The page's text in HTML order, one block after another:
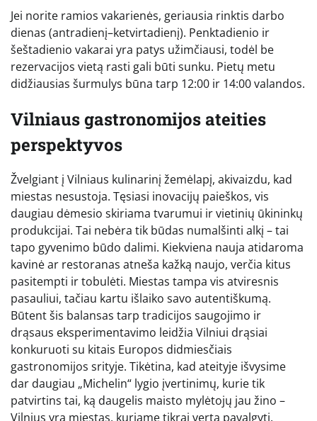
Jei norite ramios vakarienės, geriausia rinktis darbo
dienas (antradienį–ketvirtadienį). Penktadienio ir
šeštadienio vakarai yra patys užimčiausi, todėl be
rezervacijos vietą rasti gali būti sunku. Pietų metu
didžiausias šurmulys būna tarp 12:00 ir 14:00 valandos.
Vilniaus gastronomijos ateities
perspektyvos
Žvelgiant į Vilniaus kulinarinį žemėlapį, akivaizdu, kad
miestas nesustoja. Tęsiasi inovacijų paieškos, vis
daugiau dėmesio skiriama tvarumui ir vietinių ūkininkų
produkcijai. Tai nebėra tik būdas numalšinti alkį – tai
tapo gyvenimo būdo dalimi. Kiekviena nauja atidaroma
kavinė ar restoranas atneša kažką naujo, verčia kitus
pasitempti ir tobulėti. Miestas tampa vis atviresnis
pasauliui, tačiau kartu išlaiko savo autentiškumą.
Būtent šis balansas tarp tradicijos saugojimo ir
drąsaus eksperimentavimo leidžia Vilniui drąsiai
konkuruoti su kitais Europos didmiesčiais
gastronomijos srityje. Tikėtina, kad ateityje išvysime
dar daugiau „Michelin“ lygio įvertinimų, kurie tik
patvirtins tai, ką daugelis maisto mylėtojų jau žino –
Vilnius yra miestas, kuriame tikrai verta pavalgyti.